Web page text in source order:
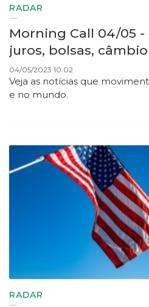
RADAR
Morning Call 04/05 -
juros, bolsas,
04/05/2023 10:02
Veja as notícias que
e no mundo.
RADAR